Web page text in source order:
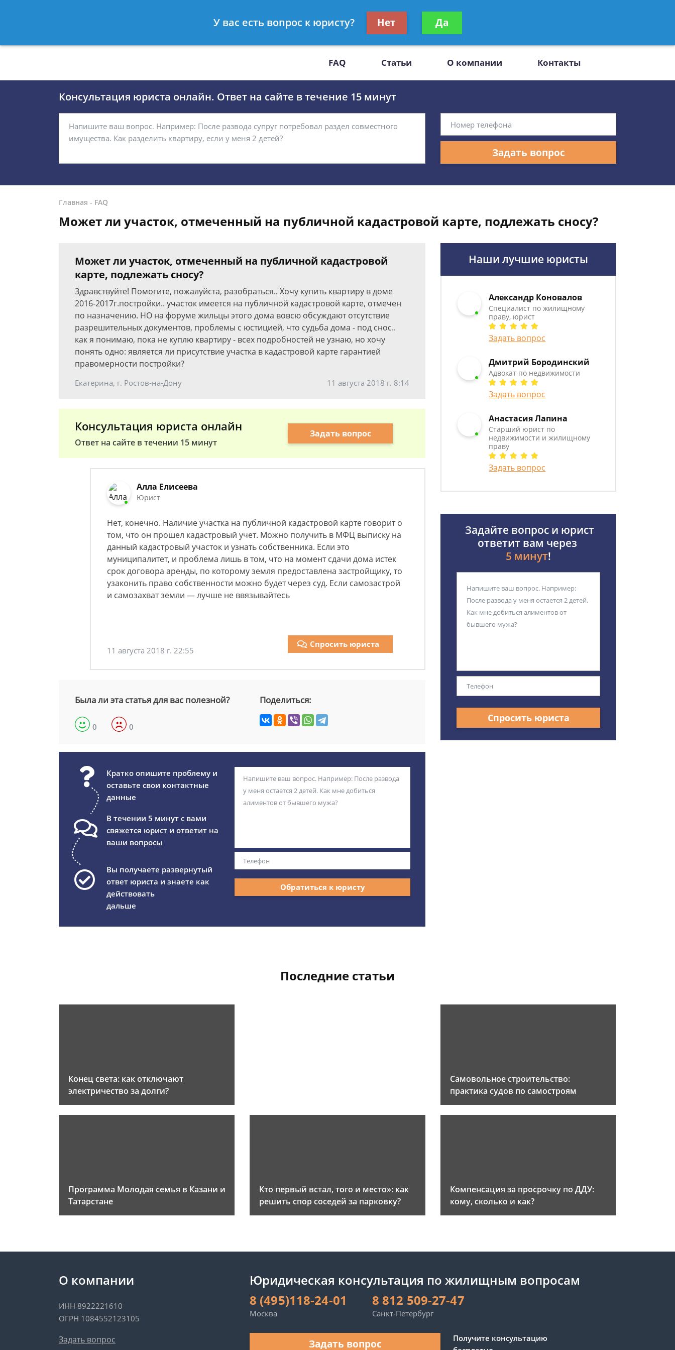
8 812 509-27-47
Получите консультацию
бесплатно
FAQ Статьи О компании Контакты
Консультация юриста онлайн. Ответ на сайте в течение 15 минут
Задать вопрос
Главная - FAQ
Может ли участок, отмеченный на публичной кадастровой карте, подлежать сносу?
Может ли участок, отмеченный на публичной кадастровой
карте, подлежать сносу?
Здравствуйте! Помогите, пожалуйста, разобраться.. Хочу купить квартиру в доме
2016-2017г.постройки.. участок имеется на публичной кадастровой карте, отмечен
по назначению. НО на форуме жильцы этого дома вовсю обсуждают отсутствие
разрешительных документов, проблемы с юстицией, что судьба дома - под снос..
как я понимаю, пока не куплю квартиру - всех подробностей не узнаю, но хочу
понять одно: является ли присутствие участка в кадастровой карте гарантией
правомерности постройки?
Екатерина, г. Ростов-на-Дону 11 августа 2018 г. 8:14
Консультация юриста онлайн
Ответ на сайте в течении 15 минут
Задать вопрос
Алла Елисеева
Юрист
Нет, конечно. Наличие участка на публичной кадастровой карте говорит о
том, что он прошел кадастровый учет. Можно получить в МФЦ выписку на
данный кадастровый участок и узнать собственника. Если это
муниципалитет, и проблема лишь в том, что на момент сдачи дома истек
срок договора аренды, по которому земля предоставлена застройщику, то
узаконить право собственности можно будет через суд. Если самозастрой
и самозахват земли — лучше не ввязывайтесь
11 августа 2018 г. 22:55
Спросить юриста
Была ли эта статья для вас полезной?
0 0
Поделиться:
Кратко опишите проблему и
оставьте свои контактные
данные
В течении 5 минут с вами
свяжется юрист и ответит на
ваши вопросы
Вы получаете развернутый
ответ юриста и знаете как
действовать
дальше
Обратиться к юристу
Наши лучшие юристы
Александр Коновалов
Специалист по жилищному
праву, юрист
Задать вопрос
Дмитрий Бородинский
Адвокат по недвижимости
Задать вопрос
Анастасия Лапина
Старший юрист по
недвижимости и жилищному
праву
Задать вопрос
Задайте вопрос и юрист
ответит вам через
5 минут!
Спросить юриста
Последние статьи
Конец света: как отключают
электричество за долги?
Самовольное строительство:
практика судов по самостроям
Программа Молодая семья в Казани и
Татарстане
Кто первый встал, того и место»: как
решить спор соседей за парковку?
Компенсация за просрочку по ДДУ:
кому, сколько и как?
О компании
ИНН 8922221610
ОГРН 1084552123105
Задать вопрос
Юридическая консультация по жилищным вопросам
8 (495)118-24-01
Москва
8 812 509-27-47
Санкт-Петербург
Задать вопрос
Получите консультацию
У вас есть вопрос к юристу? Нет Да